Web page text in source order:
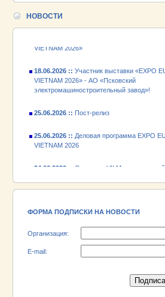
НОВОСТИ
24.06.2026 ::
промышленной выставки «EXPO EURASIA
VIETNAM 2026» - АО «Псковский
электромашиностроительный завод»!
VIETNAM 2026
промышленной выставки «EXPO EURASIA
электромашиностроительный завод»!
ФОРМА ПОДПИСКИ НА НОВОСТИ
Организация:
E-mail: